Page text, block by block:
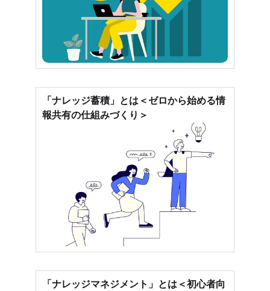
「ナレッジ蓄積」とは＜ゼロから始める情
報共有の仕組みづくり＞
「ナレッジマネジメント」とは＜初心者向